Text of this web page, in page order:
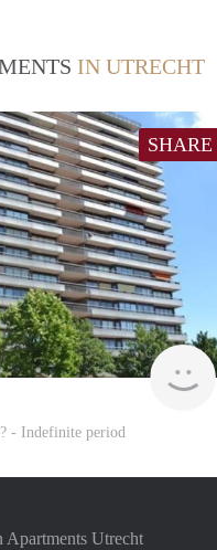
IN UTRECHT
SHARE
- Indefinite period
Apartments Utrecht